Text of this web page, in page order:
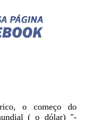
o começo do
( o dólar) "-